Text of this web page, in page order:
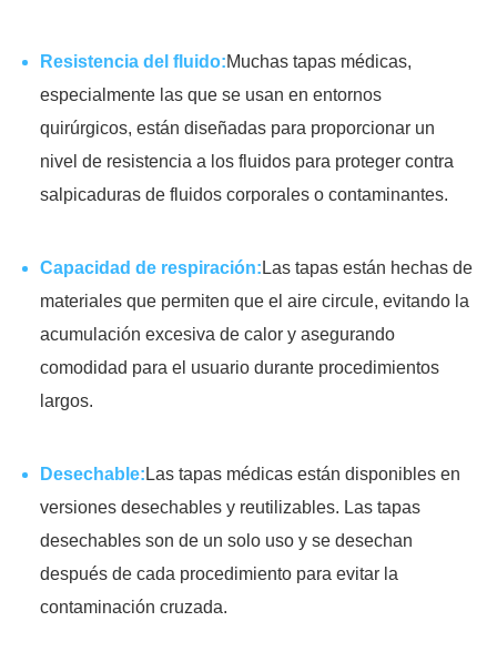
Resistencia del fluido:Muchas tapas médicas,
especialmente las que se usan en entornos
quirúrgicos, están diseñadas para proporcionar un
nivel de resistencia a los fluidos para proteger contra
salpicaduras de fluidos corporales o contaminantes.
Capacidad de respiración: Las tapas están hechas de
materiales que permiten que el aire circule, evitando la
acumulación excesiva de calor y asegurando
comodidad para el usuario durante procedimientos
largos.
Desechable: Las tapas médicas están disponibles en
versiones desechables y reutilizables. Las tapas
desechables son de un solo uso y se desechan
después de cada procedimiento para evitar la
contaminación cruzada.